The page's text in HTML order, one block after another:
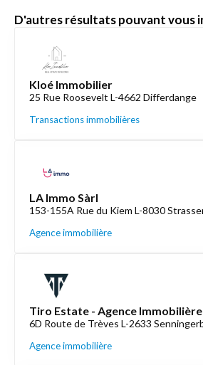
D'autres résultats pouvant vous
Kloé Immobilier
25 Rue Roosevelt L-4662 Differdange
Transactions immobilières
LA Immo Sàrl
153-155A Rue du Kiem L-8030
Agence immobilière
Tiro Estate - Agence Immobilière
6D Route de Trèves L-2633
Agence immobilière